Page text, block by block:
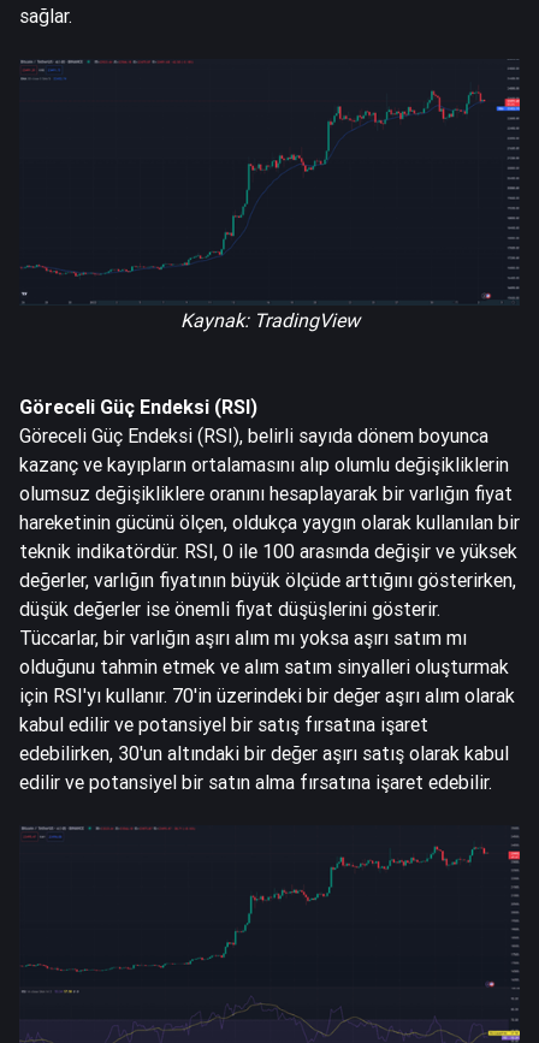
sağlar.
Kaynak: TradingView
Göreceli Güç Endeksi (RSI)
Göreceli Güç Endeksi (RSI), belirli sayıda dönem boyunca
kazanç ve kayıpların ortalamasını alıp olumlu değişikliklerin
olumsuz değişikliklere oranını hesaplayarak bir varlığın fiyat
hareketinin gücünü ölçen, oldukça yaygın olarak kullanılan bir
teknik indikatördür. RSI, 0 ile 100 arasında değişir ve yüksek
değerler, varlığın fiyatının büyük ölçüde arttığını gösterirken,
düşük değerler ise önemli fiyat düşüşlerini gösterir.
Tüccarlar, bir varlığın aşırı alım mı yoksa aşırı satım mı
olduğunu tahmin etmek ve alım satım sinyalleri oluşturmak
için RSI'yı kullanır. 70'in üzerindeki bir değer aşırı alım olarak
kabul edilir ve potansiyel bir satış fırsatına işaret
edebilirken, 30'un altındaki bir değer aşırı satış olarak kabul
edilir ve potansiyel bir satın alma fırsatına işaret edebilir.